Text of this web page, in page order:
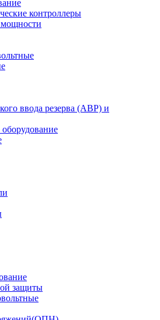
контроллеры
мощности
ввода резерва (АВР) и
защиты